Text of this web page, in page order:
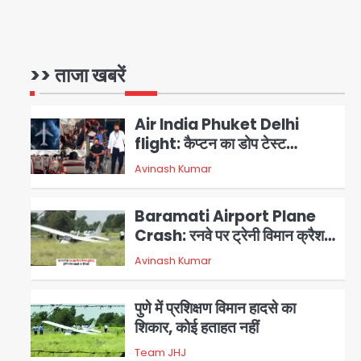
>> ताजा खबरें
1
2
Air India Phuket Delhi
flight: कैप्टन का डोप टेस्ट
पॉजिटिव, 17 घायल; DGCA जांच
जारी
Avinash Kumar
3
Baramati Airport Plane
Crash: रनवे पर ट्रेनी विमान क्रैश,
जांच शुरू
Avinash Kumar
4
पुणे में प्रशिक्षण विमान हादसे का
शिकार, कोई हताहत नहीं
Team JHJ